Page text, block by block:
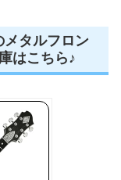
メタルフロン
はこちら♪